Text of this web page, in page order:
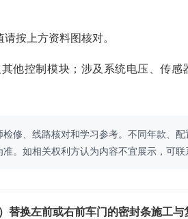
按上方资料图核对。
他控制模块；涉及系统电压、传感
修、线路核对和学习参考。不同年款、
。如相关权利方认为内容不宜展示，可联
替换左前或右前车门的密封条施工与